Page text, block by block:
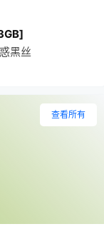
黑丝
查看所有